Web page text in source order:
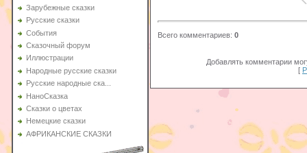
Зарубежные сказки
Русские сказки
События
Сказочный форум
Иллюстрации
Народные русские сказки
Русские народные ска...
НаноСказка
Сказки о цветах
Немецкие сказки
АФРИКАНСКИЕ СКАЗКИ
Всего комментариев: 0
Добавлять комментарии
[